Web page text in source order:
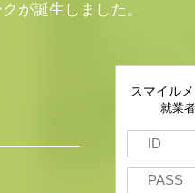
が誕生しました。
スマイル
就業